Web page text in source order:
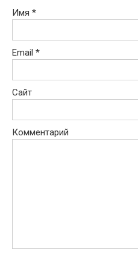
Имя *
Email *
Сайт
Комментарий